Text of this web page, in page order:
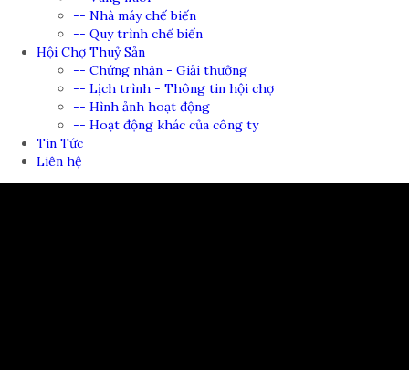
-- Nhà máy chế biến
-- Quy trình chế biến
Hội Chợ Thuỷ Sản
-- Chứng nhận - Giải thưởng
-- Lịch trình - Thông tin hội chợ
-- Hình ảnh hoạt động
-- Hoạt động khác của công ty
Tin Tức
Liên hệ